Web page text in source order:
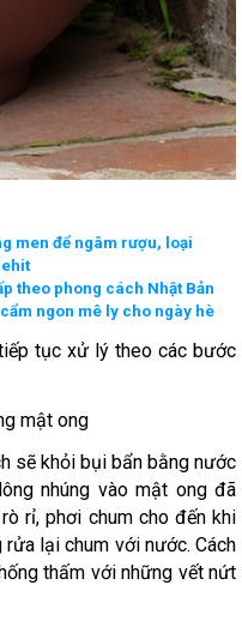
men để ngâm rượu, loại
theo phong cách Nhật Bản
ngon mê ly cho ngày hè
tục xử lý theo các bước
mật ong
sẽ khỏi bụi bẩn bằng nước
nhúng vào mật ong đã
rỉ, phơi chum cho đến khi
lại chum với nước. Cách
thấm với những vết nứt